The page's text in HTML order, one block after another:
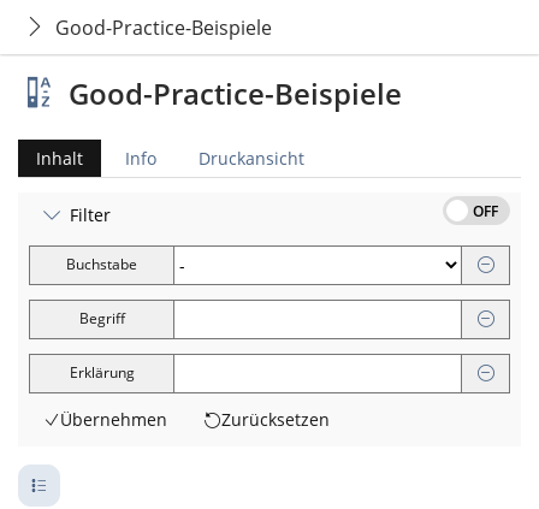
Good-Practice-Beispiele
Good-Practice-Beispiele
Inhalt Info Druckansicht
Filter OFF
Buchstabe
Begriff
Erklärung
Übernehmen Zurücksetzen